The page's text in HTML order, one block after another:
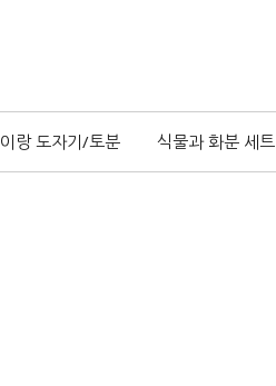
이랑 도자기/토분 식물과 화분 세트